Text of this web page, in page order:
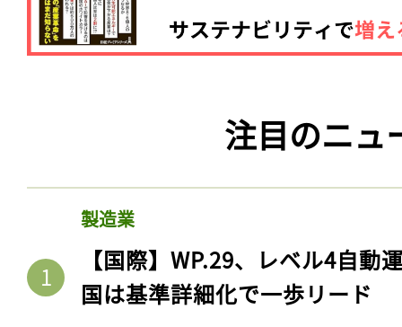
注目のニュ
製造業
【国際】WP.29、レベル4自動
国は基準詳細化で一歩リード